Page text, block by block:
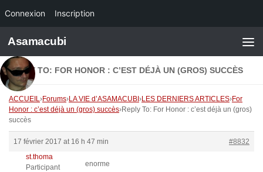
Connexion Inscription
Skip to content
Asamacubi
REPLY TO: FOR HONOR : C’EST DÉJÀ UN (GROS) SUCCÈS
ACCUEIL›Forums›LA VIE d’ASAMACUBI ›LES DERNIERS ARTICLES›For
Honor : c’est déjà un (gros) succès›Reply To: For Honor : c’est déjà un (gros)
succès
17 février 2017 at 16 h 47 min
#8832
st.thoma
Participant
enorme